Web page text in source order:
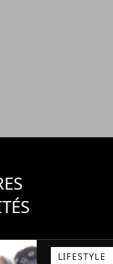
LIFESTYLE